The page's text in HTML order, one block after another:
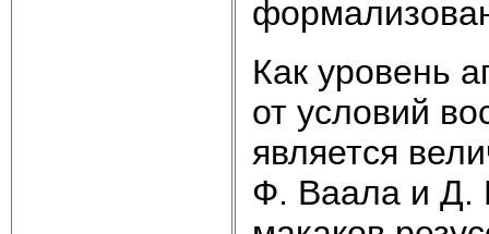
Как уровень
от условий
является
Ф. Ваала и Д.